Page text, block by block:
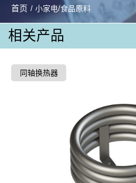
首页 / 小家电/食品原料
相关产品
同轴换热器